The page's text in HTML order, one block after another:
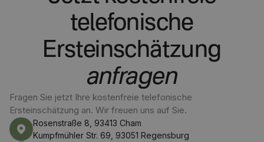
telefonische
Ersteinschätzung
anfragen
Fragen Sie jetzt Ihre kostenfreie telefonische
Ersteinschätzung an. Wir freuen uns auf Sie.
Rosenstraße 8, 93413 Cham
Kumpfmühler Str. 69, 93051 Regensburg